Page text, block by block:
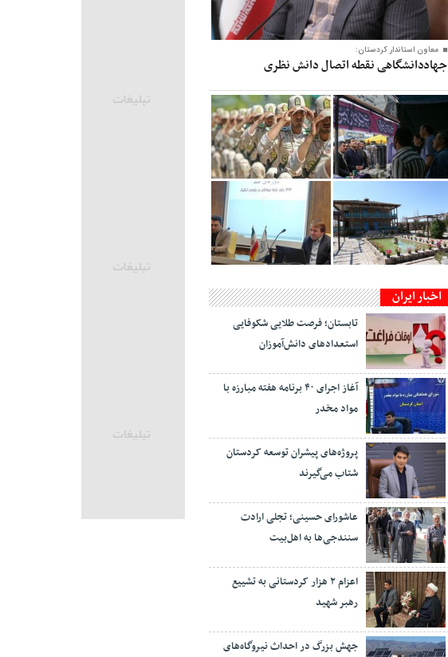
معاون‌ استاندار کردستان:
جهاددانشگاهی نقطه اتصال دانش نظری
اخبار ایران
تابستان؛ فرصت طلایی شکوفایی
استعدادهای دانش‌آموزان
آغاز اجرای ۴۰ برنامه هفته مبارزه با
مواد مخدر
پروژه‌های پیشران توسعه کردستان
شتاب می‌گیرند
عاشورای حسینی؛ تجلی ارادت
سنندجی‌ها به اهل‌بیت
اعزام ۲ هزار کردستانی به تشییع
رهبر شهید
جهش بزرگ در احداث نیروگاه‌های